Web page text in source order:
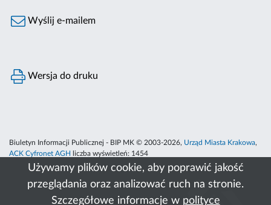
Używamy plików cookie, aby poprawić jakość
przeglądania oraz analizować ruch na stronie.
Szczegółowe informacje w polityce
Wyślij e-mailem
Wersja do druku
Biuletyn Informacji Publicznej - BIP MK © 2003-2026, Urząd Miasta Krakowa,
ACK Cyfronet AGH
liczba wyświetleń: 1454